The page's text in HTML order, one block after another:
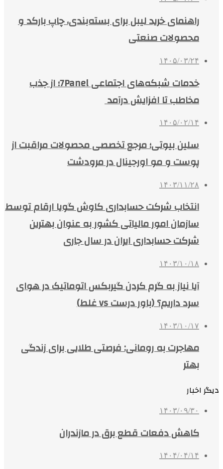
راهنمای خرید لیبل برای بسته‌بندی، چاپ بارکد و
محصولات صنعتی
۱۴۰۵/۰۳/۲۴
خدمات شبکه‌های اجتماعی 7Panel؛ از جذب
مخاطب تا افزایش درآمد
۱۴۰۵/۰۲/۱۴
سلین بیوتی؛ مرجع تخصصی محصولات مراقبت از
پوست و مو اورجینال در مرودشت
۱۴۰۳/۱۱/۲۸
انتخاب شرکت حسابداری کاوش گویا ارقام توسط
سازمان امور مالیاتی کشور به عنوان بهترین
شرکت حسابداری ایران در سال جاری
۱۴۰۳/۱۰/۱۸
آیا نیاز به گرم کردن گیربکس اتوماتیک در هوای
سرد داریم؟ (باور درست vs غلط)
۱۴۰۳/۱۰/۱۷
مهاجرت به رومانی: فرصتی طلایی برای زندگی
بهتر
دیگر اخبار
۱۴۰۳/۰۹/۳۰
کاهش دفعات قطع برق در مازندران
۱۴۰۴/۰۴/۱۴